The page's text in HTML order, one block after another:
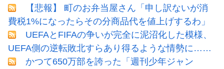
【悲報】 町のお弁当屋さん「申し訳ないが消
費税1%になったらその分商品代を値上げするわ」
UEFAとFIFAの争いが完全に泥沼化した模様、
UEFA側の逆転敗北すらあり得るような情勢に……
かつて650万部を誇った「週刊少年ジャン